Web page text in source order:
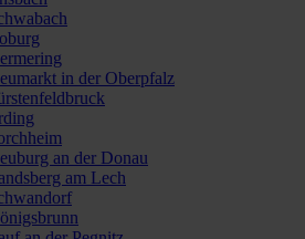
in der Oberpfalz
an der Donau
am Lech